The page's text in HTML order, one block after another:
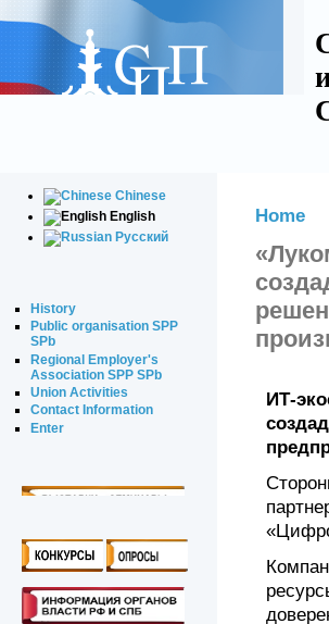
Chinese
English
Русский
History
Public organisation SPP
SPb
Regional Employer's
Association SPP SPb
Union Activities
Contact Information
Enter
Home
ИТ-